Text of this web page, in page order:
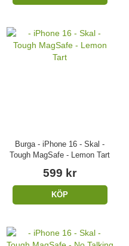
Burga - iPhone 16 - Skal -
Tough MagSafe - Lemon Tart
599 kr
KÖP